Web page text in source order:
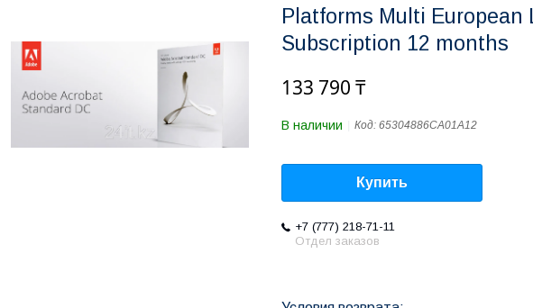
Platforms Multi European
Subscription 12 months
133 790 ₸
В наличии Код: 65304886CA01A12
Купить
+7 (777) 218-71-11
Отдел заказов